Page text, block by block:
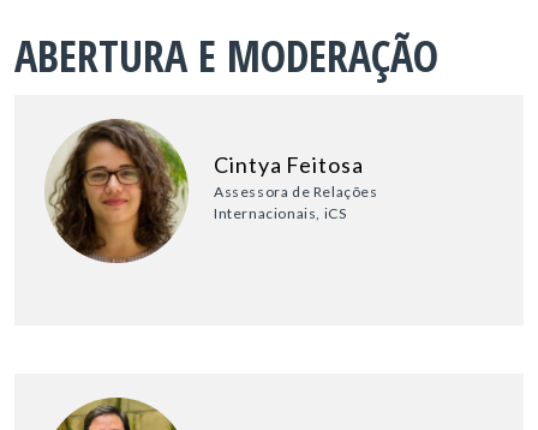
ABERTURA E MODERAÇÃO
Cintya Feitosa
Assessora de Relações
Internacionais, iCS